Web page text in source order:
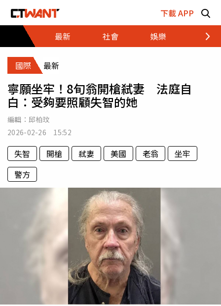
下載 APP
最新
社會 娛樂 財經
國際 最新
寧願坐牢！8旬翁開槍弒妻 法庭自
白：受夠要照顧失智的她
編輯： 邱柏玟
2026-02-26 15:52
失智 開槍 弒妻 美國 老翁
坐牢
警方